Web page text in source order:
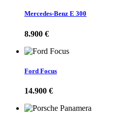
Mercedes-Benz E 300
8.900 €
Ford Focus
14.900 €